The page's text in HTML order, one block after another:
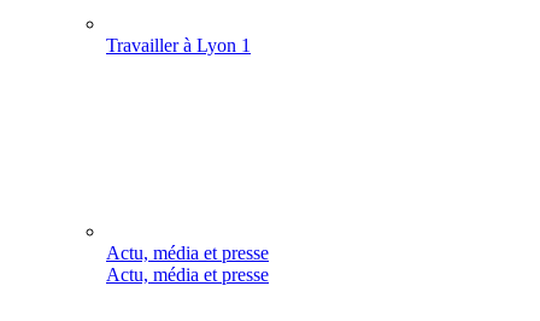
Travailler à Lyon 1
Actu, média et presse
Actu, média et presse